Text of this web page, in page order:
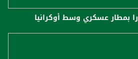
بمطار عسكري وسط أوكرانيا